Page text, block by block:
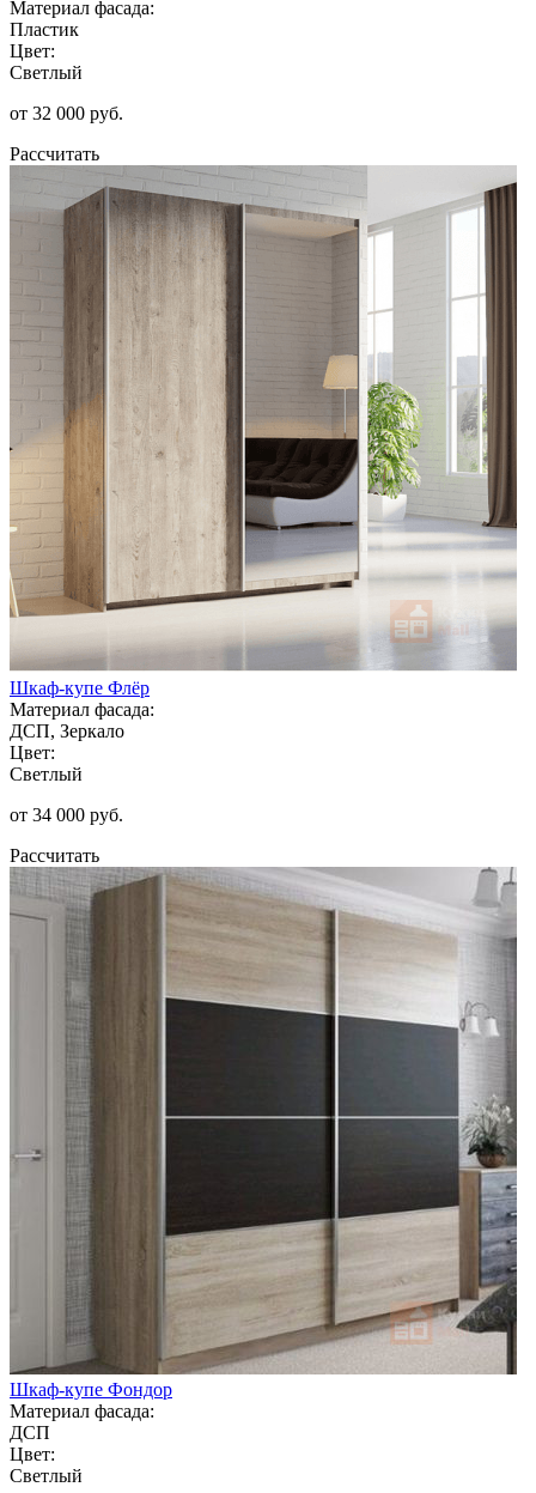
Материал фасада:
Пластик
Цвет:
Светлый
от 32 000 руб.
Рассчитать
Шкаф-купе Флёр
Материал фасада:
ДСП, Зеркало
Цвет:
Светлый
от 34 000 руб.
Рассчитать
Шкаф-купе Фондор
Материал фасада:
ДСП
Цвет:
Светлый